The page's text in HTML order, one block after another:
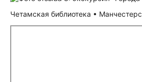
Четамская библиотека •